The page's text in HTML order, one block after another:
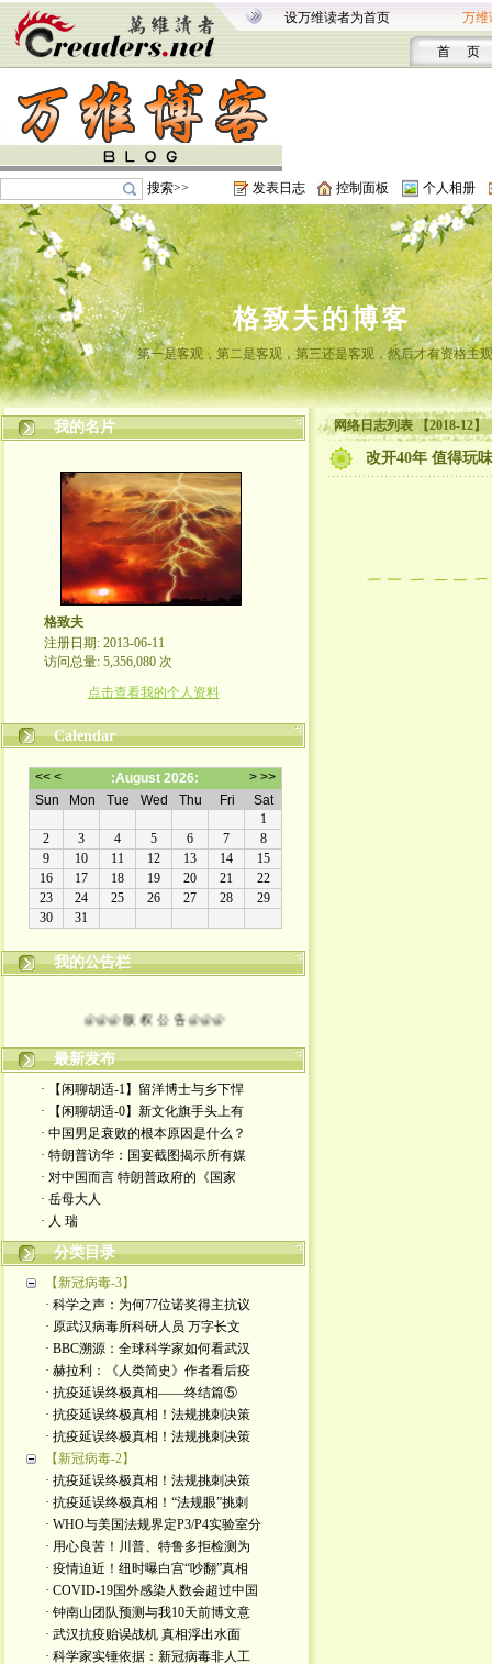
设万维读者为首页 万维
首 页
搜索>> 发表日志 控制面板 个人相册
格致夫的博客
第一是客观，第二是客观，第三还是客观，然后才有资格主
我的名片
格致夫
注册日期: 2013-06-11
访问总量: 5,356,080 次
点击查看我的个人资料
Calendar
我的公告栏
崇尚理性评论，拒绝人身攻击！
本博客所发布文章，
除特别注明者外，均为原创。
转载或制作视频，
须注明如下版权信息：
作者（格致夫）和出处（万维链接）
最新发布
· 【闲聊胡适-1】留洋博士与乡下悍
· 【闲聊胡适-0】新文化旗手头上有
· 中国男足衰败的根本原因是什么？
· 特朗普访华：国宴截图揭示所有媒
· 对中国而言 特朗普政府的《国家
· 岳母大人
· 人 瑞
分类目录
【新冠病毒-3】
· 科学之声：为何77位诺奖得主抗议
· 原武汉病毒所科研人员 万字长文
· BBC溯源：全球科学家如何看武汉
· 赫拉利：《人类简史》作者看后疫
· 抗疫延误终极真相——终结篇⑤
· 抗疫延误终极真相！法规挑刺决策
· 抗疫延误终极真相！法规挑刺决策
【新冠病毒-2】
· 抗疫延误终极真相！法规挑刺决策
· 抗疫延误终极真相！“法规眼”挑刺
· WHO与美国法规界定P3/P4实验室分
· 用心良苦！川普、特鲁多拒检测为
· 疫情迫近！纽时曝白宫“吵翻”真相
· COVID-19国外感染人数会超过中国
· 钟南山团队预测与我10天前博文意
· 武汉抗疫贻误战机 真相浮出水面
· 科学家实锤依据：新冠病毒非人工
网络日志列表 【2018-12】
改开40年 值得玩